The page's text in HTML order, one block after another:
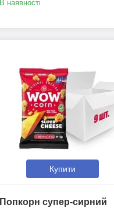
В наявності
Купити
Попкорн супер-сирний